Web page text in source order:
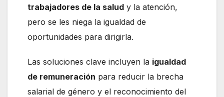
trabajadores de la salud y la atención,
pero se les niega la igualdad de
oportunidades para dirigirla.
Las soluciones clave incluyen la igualdad
de remuneración para reducir la brecha
salarial de género y el reconocimiento del